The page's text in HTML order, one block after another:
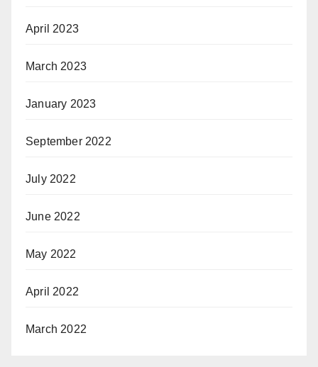
April 2023
March 2023
January 2023
September 2022
July 2022
June 2022
May 2022
April 2022
March 2022